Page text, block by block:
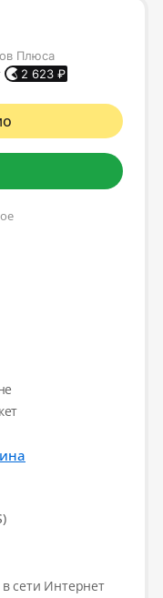
Плюса
2 623₽
сети Интернет